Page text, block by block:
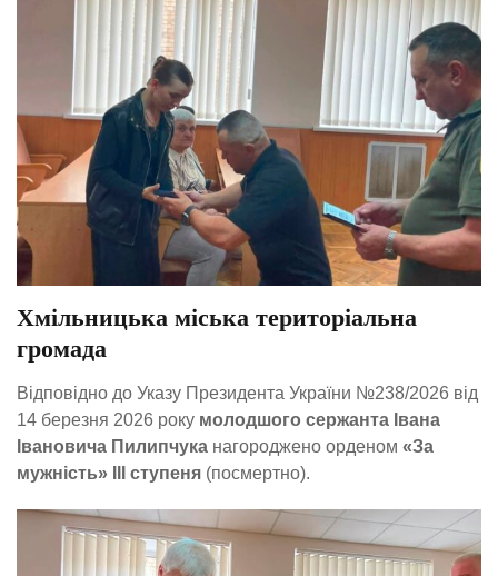
Хмільницька міська територіальна
громада
Відповідно до Указу Президента України №238/2026 від
14 березня 2026 року молодшого сержанта Івана
Івановича Пилипчука нагороджено орденом «За
мужність» ІІІ ступеня (посмертно).